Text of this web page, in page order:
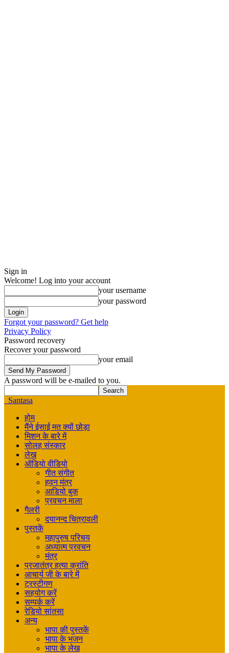
Sign in
Welcome! Log into your account
your username
your password
Forgot your password? Get help
Privacy Policy
Password recovery
Recover your password
your email
A password will be e-mailed to you.
Santasa
होम
मैंने ईसाई मत क्यों छोड़ा
मिशन के बारे में
सोलह संस्कार
लेख
ऑडियो वीडियो
गीत संगीत
हवन मंत्र
आडियो बुक
प्रवचन माला
गैलरी
दयानन्द चित्रावली
पुस्तकें
महापुरुष परिचय
अध्यात्म प्रवचन
मंत्र
प्रजातंत्र हत्या क्रांति
आचार्य जी के बारे में
ट्रस्टीगण
सहयोग करें
सम्पर्क करें
रेडियो सांतसा
अन्य
भापा की पुस्तकें
भापा के भजन
भापा के लेख